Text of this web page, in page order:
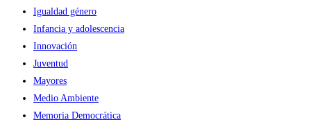
Igualdad género
Infancia y adolescencia
Innovación
Juventud
Mayores
Medio Ambiente
Memoria Democrática